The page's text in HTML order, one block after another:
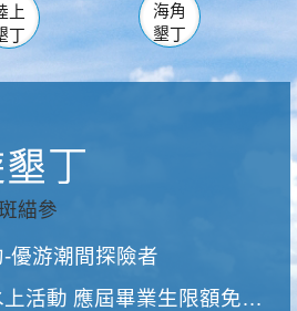
上
丁
海角
墾丁
優游潮間探險者
動 應屆畢業生限額免費參加